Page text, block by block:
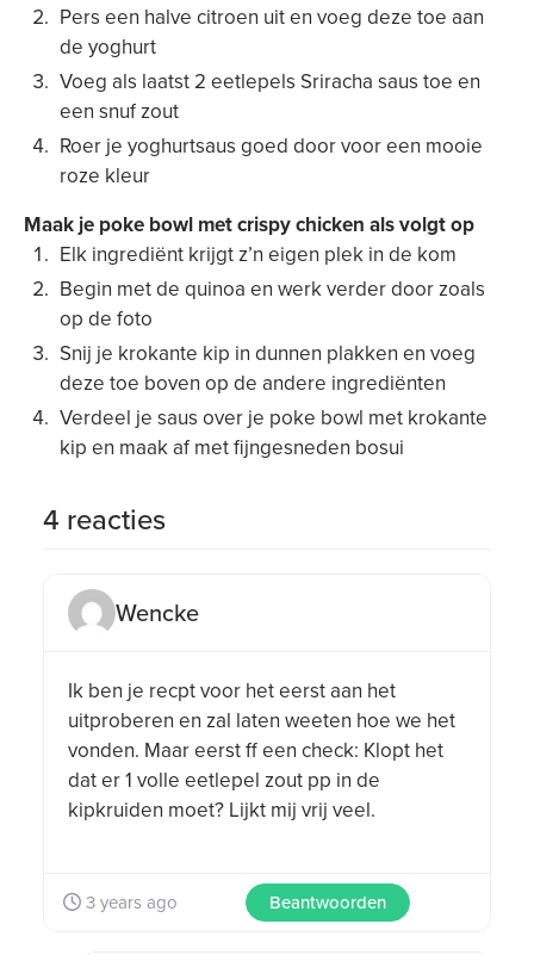
Pers een halve citroen uit en voeg deze toe aan
de yoghurt
Voeg als laatst 2 eetlepels Sriracha saus toe en
een snuf zout
Roer je yoghurtsaus goed door voor een mooie
roze kleur
Maak je poke bowl met crispy chicken als volgt op
Elk ingrediënt krijgt z’n eigen plek in de kom
Begin met de quinoa en werk verder door zoals
op de foto
Snij je krokante kip in dunnen plakken en voeg
deze toe boven op de andere ingrediënten
Verdeel je saus over je poke bowl met krokante
kip en maak af met fijngesneden bosui
4 reacties
Wencke
Ik ben je recpt voor het eerst aan het
uitproberen en zal laten weeten hoe we het
vonden. Maar eerst ff een check: Klopt het
dat er 1 volle eetlepel zout pp in de
kipkruiden moet? Lijkt mij vrij veel.
3 years ago Beantwoorden